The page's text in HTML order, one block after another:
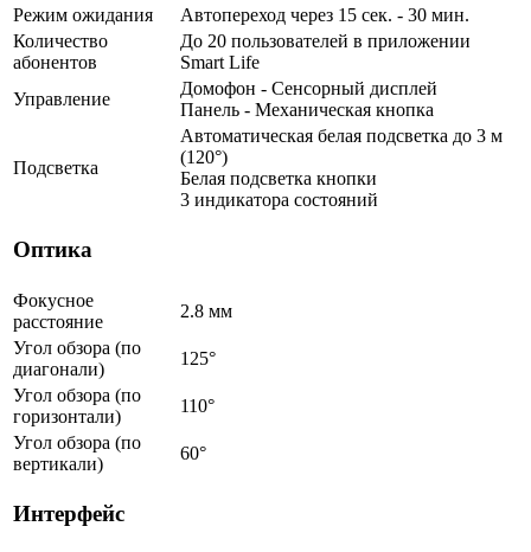
Режим ожидания
Автопереход через 15 сек. - 30 мин.
Количество
абонентов
До 20 пользователей в приложении
Smart Life
Управление
Домофон - Сенсорный дисплей
Панель - Механическая кнопка
Подсветка
Автоматическая белая подсветка до 3 м
(120°)
Белая подсветка кнопки
3 индикатора состояний
Оптика
Фокусное
расстояние
2.8 мм
Угол обзора (по
диагонали)
125°
Угол обзора (по
горизонтали)
110°
Угол обзора (по
вертикали)
60°
Интерфейс